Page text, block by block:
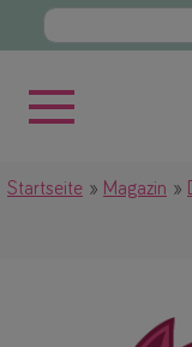
Startseite Magazin